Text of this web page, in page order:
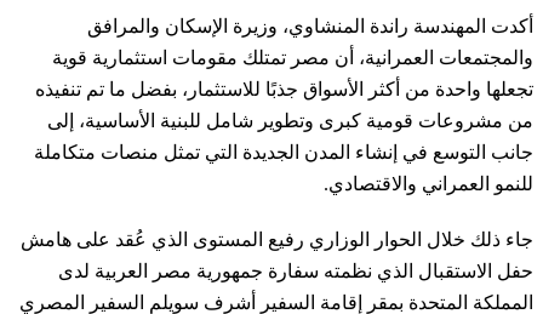
أكدت المهندسة راندة المنشاوي، وزيرة الإسكان والمرافق
والمجتمعات العمرانية، أن مصر تمتلك مقومات استثمارية قوية
تجعلها واحدة من أكثر الأسواق جذبًا للاستثمار، بفضل ما تم تنفيذه
من مشروعات قومية كبرى وتطوير شامل للبنية الأساسية، إلى
جانب التوسع في إنشاء المدن الجديدة التي تمثل منصات متكاملة
للنمو العمراني والاقتصادي.
جاء ذلك خلال الحوار الوزاري رفيع المستوى الذي عُقد على هامش
حفل الاستقبال الذي نظمته سفارة جمهورية مصر العربية لدى
المملكة المتحدة بمقر إقامة السفير أشرف سويلم السفير المصري